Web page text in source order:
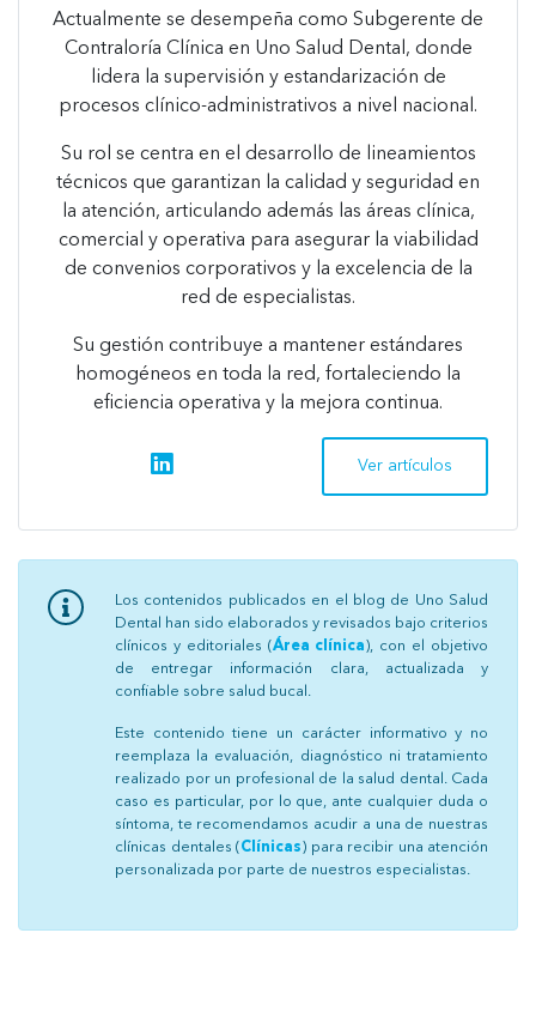
Actualmente se desempeña como Subgerente de
Contraloría Clínica en Uno Salud Dental, donde
lidera la supervisión y estandarización de
procesos clínico-administrativos a nivel nacional.
Su rol se centra en el desarrollo de lineamientos
técnicos que garantizan la calidad y seguridad en
la atención, articulando además las áreas clínica,
comercial y operativa para asegurar la viabilidad
de convenios corporativos y la excelencia de la
red de especialistas.
Su gestión contribuye a mantener estándares
homogéneos en toda la red, fortaleciendo la
eficiencia operativa y la mejora continua.
Ver artículos
Los contenidos publicados en el blog de Uno Salud
Dental han sido elaborados y revisados bajo criterios
clínicos y editoriales (Área clínica ), con el objetivo
de entregar información clara, actualizada y
confiable sobre salud bucal.
Este contenido tiene un carácter informativo y no
reemplaza la evaluación, diagnóstico ni tratamiento
realizado por un profesional de la salud dental. Cada
caso es particular, por lo que, ante cualquier duda o
síntoma, te recomendamos acudir a una de nuestras
clínicas dentales ( Clínicas ) para recibir una atención
personalizada por parte de nuestros especialistas.